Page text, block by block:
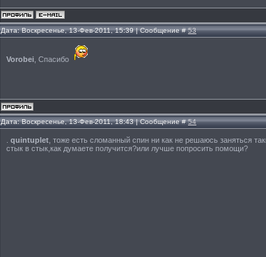
Дата: Воскресенье, 13-Фев-2011, 15:39 | Сообщение #53
Vorobei , Спасибо
Дата: Воскресенье, 13-Фев-2011, 18:43 | Сообщение #54
quintuplet , тоже есть сломанный спин ни как не решаюсь заняться
стык в стык,как думаете получится?или лучше попросить помощи?